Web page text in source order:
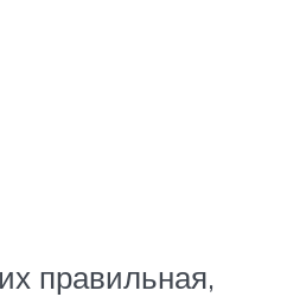
правильная,